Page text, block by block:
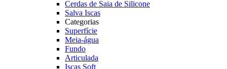
Cerdas de Saia de Silicone
Salva Iscas
Categorias
Superfície
Meia-água
Fundo
Articulada
Iscas Soft